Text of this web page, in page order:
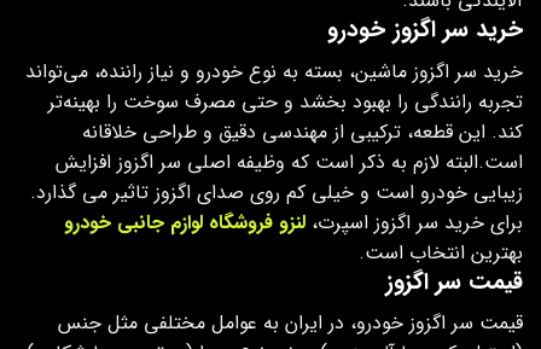
خرید سر اگزوز خودرو
خرید سر اگزوز ماشین، بسته به نوع خودرو و نیاز راننده، می‌تواند
تجربه رانندگی را بهبود بخشد و حتی مصرف سوخت را بهینه‌تر
کند. این قطعه، ترکیبی از مهندسی دقیق و طراحی خلاقانه
است.البته لازم به ذکر است که وظیفه اصلی سر اگزوز افزایش
زیبایی خودرو است و خیلی کم روی صدای اگزوز تاثیر می گذارد.
برای خرید سر اگزوز اسپرت، لنزو فروشگاه لوازم جانبی خودرو
بهترین انتخاب است.
قیمت سر اگزوز
قیمت سر اگزوز خودرو، در ایران به عوامل مختلفی مثل جنس